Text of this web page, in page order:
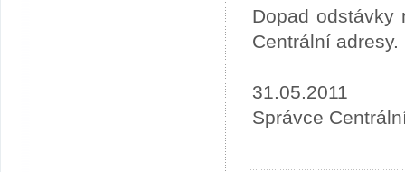
Dopad odstávky
Centrální adresy.
31.05.2011
Správce